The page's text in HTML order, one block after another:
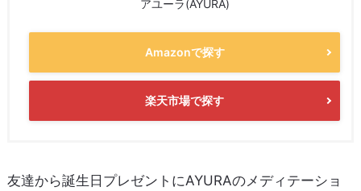
アユーラ(AYURA)
Amazonで探す
楽天市場で探す
友達から誕生日プレゼントにAYURAのメディテーショ